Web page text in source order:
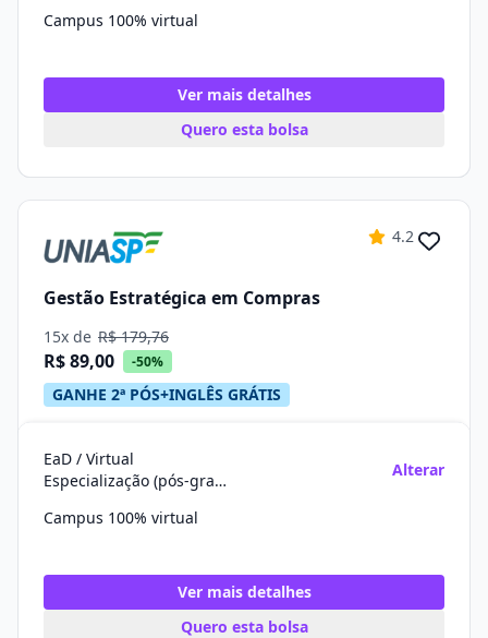
Campus 100% virtual
Ver mais detalhes
Quero esta bolsa
4.2
Gestão Estratégica em Compras
15x de R$ 179,76
R$ 89,00 -50%
GANHE 2ª PÓS+INGLÊS GRÁTIS
EaD / Virtual
Especialização (pós-graduação)
Alterar
Campus 100% virtual
Ver mais detalhes
Quero esta bolsa